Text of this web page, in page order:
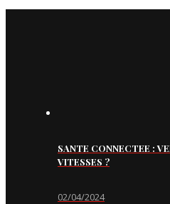
SANTE CONNECTEE :
VITESSES ?
02/04/2024